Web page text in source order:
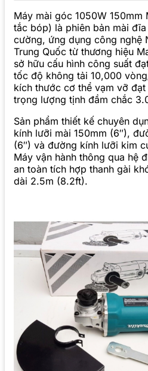
Máy mài góc 1050W 150mm
tắc bóp) là phiên bản mài
cường, ứng dụng công nghệ
Trung Quốc từ thương hiệu
sở hữu cấu hình công suất
tốc độ không tải 10,000
kích thước cơ thể vạm vỡ
trọng lượng tịnh đầm chắc
Sản phẩm thiết kế chuyên
kính lưỡi mài 150mm (6″),
(6″) và đường kính lưỡi kim
Máy vận hành thông qua hệ
an toàn tích hợp thanh gài
dài 2.5m (8.2ft).